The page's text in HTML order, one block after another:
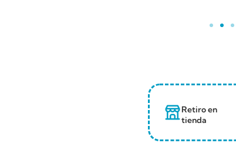
Retiro en
tienda